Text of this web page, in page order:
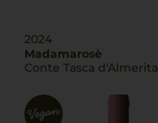
2024
Madamarosè
Conte Tasca d'Almerita